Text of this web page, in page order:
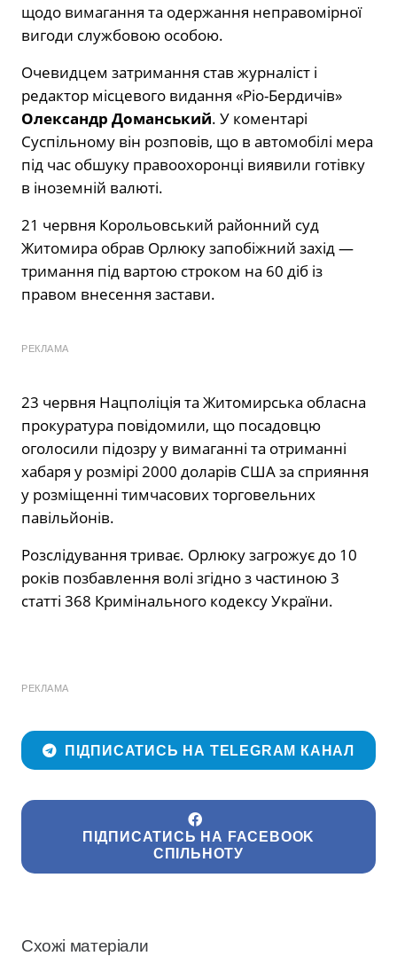
щодо вимагання та одержання неправомірної
вигоди службовою особою.
Очевидцем затримання став журналіст і
редактор місцевого видання «Ріо-Бердичів»
Олександр Доманський. У коментарі
Суспільному він розповів, що в автомобілі мера
під час обшуку правоохоронці виявили готівку
в іноземній валюті.
21 червня Корольовський районний суд
Житомира обрав Орлюку запобіжний захід —
тримання під вартою строком на 60 діб із
правом внесення застави.
РЕКЛАМА
23 червня Нацполіція та Житомирська обласна
прокуратура повідомили, що посадовцю
оголосили підозру у вимаганні та отриманні
хабаря у розмірі 2000 доларів США за сприяння
у розміщенні тимчасових торговельних
павільйонів.
Розслідування триває. Орлюку загрожує до 10
років позбавлення волі згідно з частиною 3
статті 368 Кримінального кодексу України.
РЕКЛАМА
ПІДПИСАТИСЬ НА TELEGRAM КАНАЛ
ПІДПИСАТИСЬ НА FACEBOOK
СПІЛЬНОТУ
Схожі матеріали